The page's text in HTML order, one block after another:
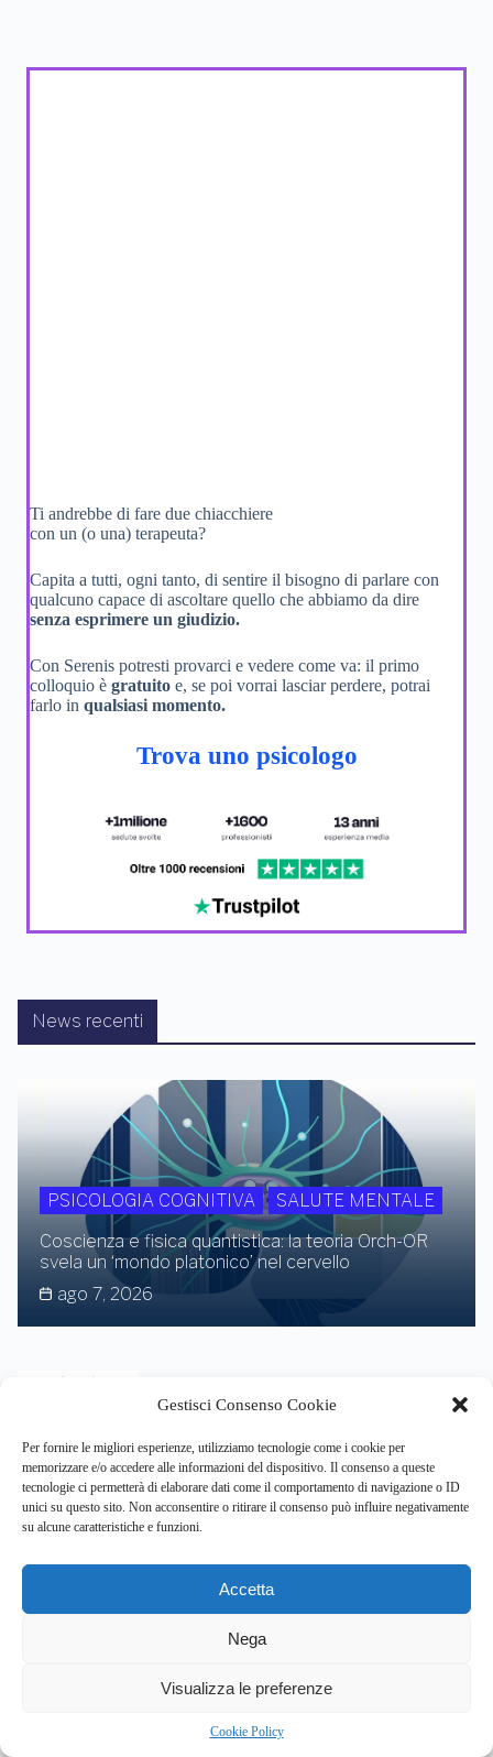
Gestisci Consenso Cookie
Per fornire le migliori esperienze, utilizziamo tecnologie come i cookie per
memorizzare e/o accedere alle informazioni del dispositivo. Il consenso a queste
tecnologie ci permetterà di elaborare dati come il comportamento di navigazione o ID
unici su questo sito. Non acconsentire o ritirare il consenso può influire negativamente
su alcune caratteristiche e funzioni.
Accetta
Nega
Visualizza le preferenze
Cookie Policy
Ti andrebbe di fare due chiacchiere
con un (o una) terapeuta?
Capita a tutti, ogni tanto, di sentire il bisogno di parlare con
qualcuno capace di ascoltare quello che abbiamo da dire
senza esprimere un giudizio.
Con Serenis potresti provarci e vedere come va: il primo
colloquio è gratuito e, se poi vorrai lasciar perdere, potrai
farlo in qualsiasi momento.
Trova uno psicologo
News recenti
PSICOLOGIA COGNITIVA
SALUTE MENTALE
Coscienza e fisica quantistica: la teoria Orch-OR
svela un ‘mondo platonico’ nel cervello
ago 7, 2026
MRC di Cambridge svela il codice che
ago 7, 2026
giudiziari: la scienza rivela i bias cognitivi
che minano la giustizia italiana
ago 6, 2026